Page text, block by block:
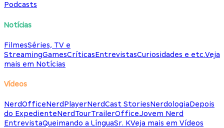
Podcasts
Notícias
FilmesSéries, TV e
StreamingGamesCríticasEntrevistasCuriosidades e etc.Veja
mais em Notícias
Vídeos
NerdOfficeNerdPlayerNerdCast StoriesNerdologiaDepois
do ExpedienteNerdTourTrailerOfficeJovem Nerd
EntrevistaQueimando a LínguaSr. KVeja mais em Vídeos